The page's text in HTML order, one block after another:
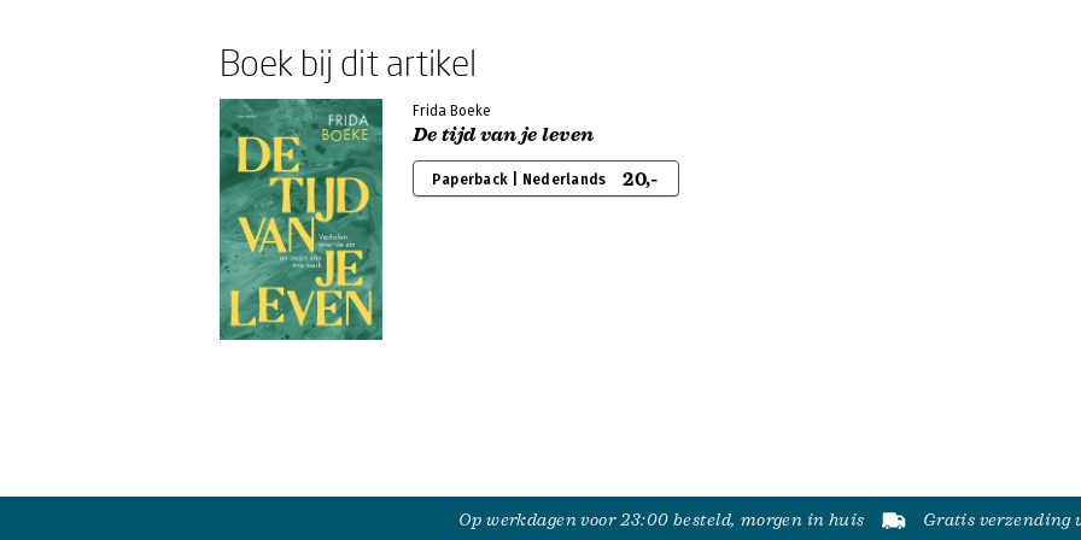
Boek bij dit artikel
Frida Boeke
De tijd van je leven
Paperback | Nederlands 20,-
Op werkdagen voor 23:00 besteld, morgen in huis Gratis verzending